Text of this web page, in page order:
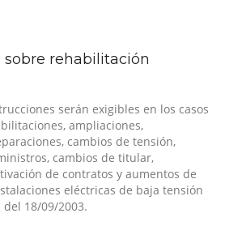
sobre rehabilitación
serán exigibles en los casos
ampliaciones,
cambios de tensión,
cambios de titular,
de contratos y aumentos de
eléctricas de baja tensión
18/09/2003.